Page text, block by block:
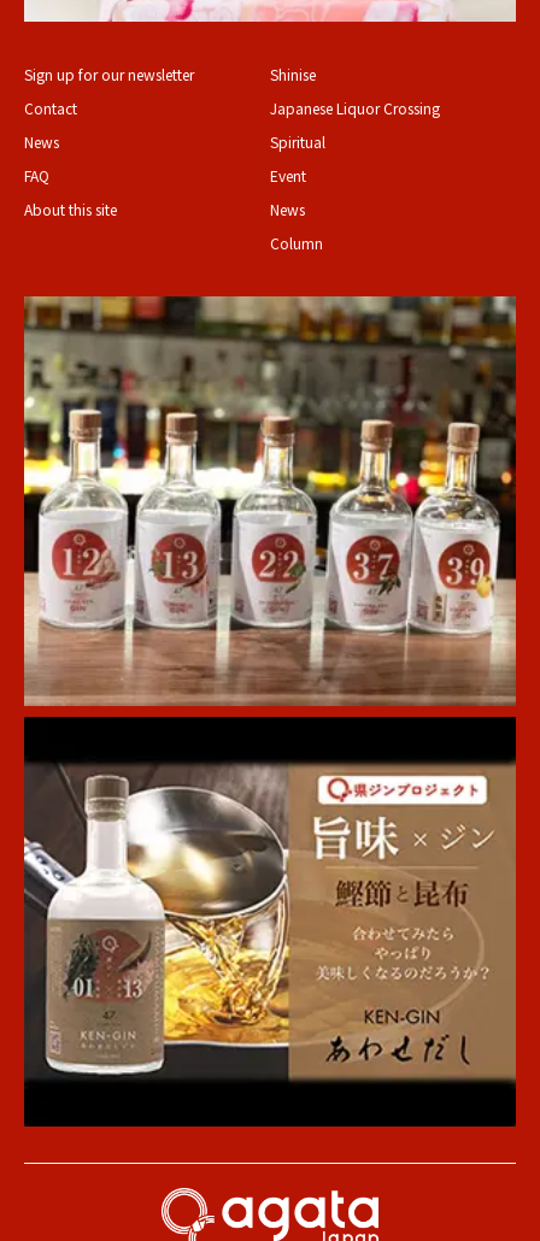
Sign up for our newsletter
Contact
News
FAQ
About this site
Shinise
Japanese Liquor Crossing
Spiritual
Event
News
Column